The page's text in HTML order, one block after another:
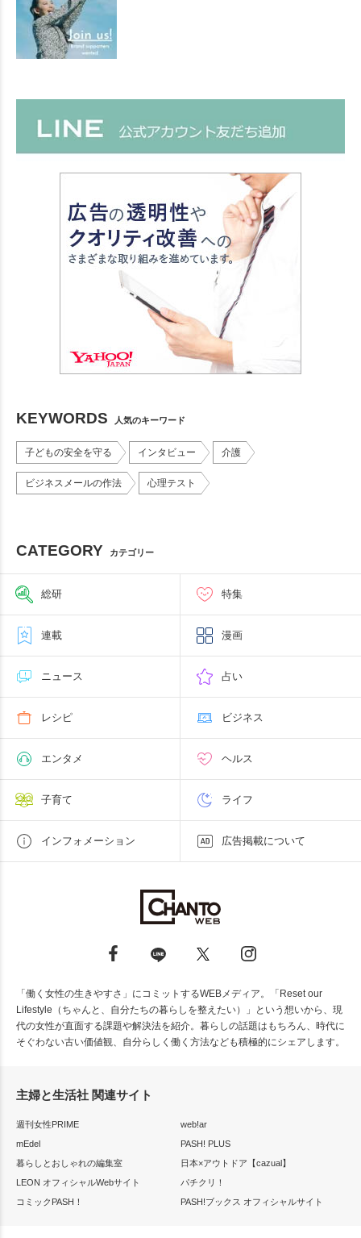
KEYWORDS 人気のキーワード
子どもの安全を守る インタビュー 介護
ビジネスメールの作法 心理テスト
CATEGORY カテゴリー
総研 特集
連載 漫画
ニュース 占い
レシピ ビジネス
エンタメ ヘルス
子育て ライフ
インフォメーション 広告掲載について
「働く女性の生きやすさ」にコミットするWEBメディア。「Reset our
Lifestyle（ちゃんと、自分たちの暮らしを整えたい）」という想いから、現
代の女性が直面する課題や解決法を紹介。暮らしの話題はもちろん、時代に
そぐわない古い価値観、自分らしく働く方法なども積極的にシェアします。
主婦と生活社 関連サイト
週刊女性PRIME
web!ar
mEdel
PASH! PLUS
暮らしとおしゃれの編集室
日本×アウトドア【cazual】
LEON オフィシャルWebサイト
パチクリ！
コミックPASH！
PASH!ブックス オフィシャルサイト